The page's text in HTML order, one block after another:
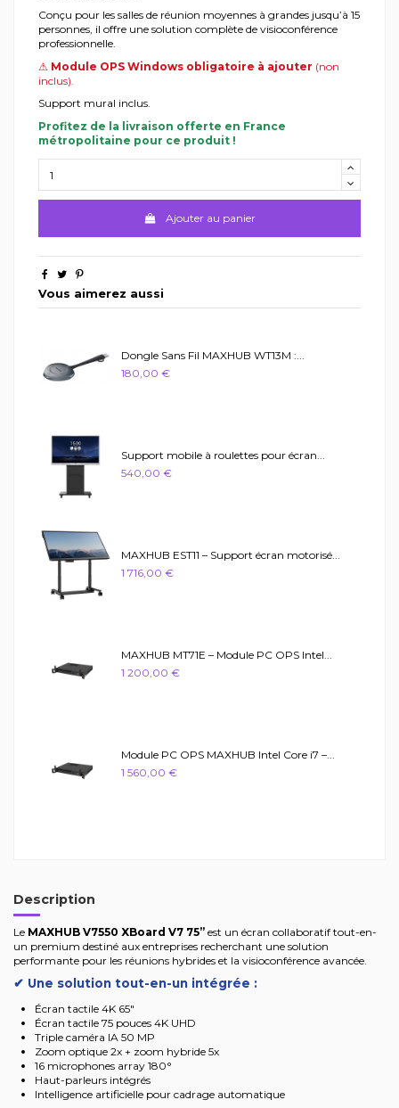
Conçu pour les salles de réunion moyennes à grandes jusqu’à 15
personnes, il offre une solution complète de visioconférence
professionnelle.
⚠ Module OPS Windows obligatoire à ajouter (non
inclus).
Support mural inclus.
Profitez de la livraison offerte en France
métropolitaine pour ce produit !
Ajouter au panier
Vous aimerez aussi
Dongle Sans Fil MAXHUB WT13M :...
180,00 €
Support mobile à roulettes pour écran...
540,00 €
MAXHUB EST11 – Support écran motorisé...
1 716,00 €
MAXHUB MT71E – Module PC OPS Intel...
1 200,00 €
Module PC OPS MAXHUB Intel Core i7 –...
1 560,00 €
Description
Le MAXHUB V7550 XBoard V7 75” est un écran collaboratif tout-en-
un premium destiné aux entreprises recherchant une solution
performante pour les réunions hybrides et la visioconférence avancée.
✔ Une solution tout-en-un intégrée :
Écran tactile 4K 65"
Écran tactile 75 pouces 4K UHD
Triple caméra IA 50 MP
Zoom optique 2x + zoom hybride 5x
16 microphones array 180°
Haut-parleurs intégrés
Intelligence artificielle pour cadrage automatique